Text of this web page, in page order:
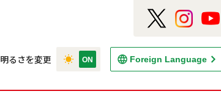
明るさを変更 Foreign Language